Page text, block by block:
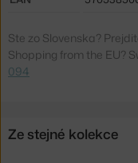
Ste zo Slovenska?
Shopping from the EU?
094
Ze stejné kolekce